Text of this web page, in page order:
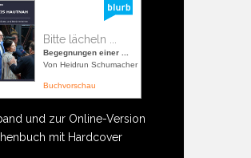
Bitte lächeln ...
Begegnungen einer ...
Von Heidrun Schumacher
Buchvorschau
und zur Online-Version
mit Hardcover